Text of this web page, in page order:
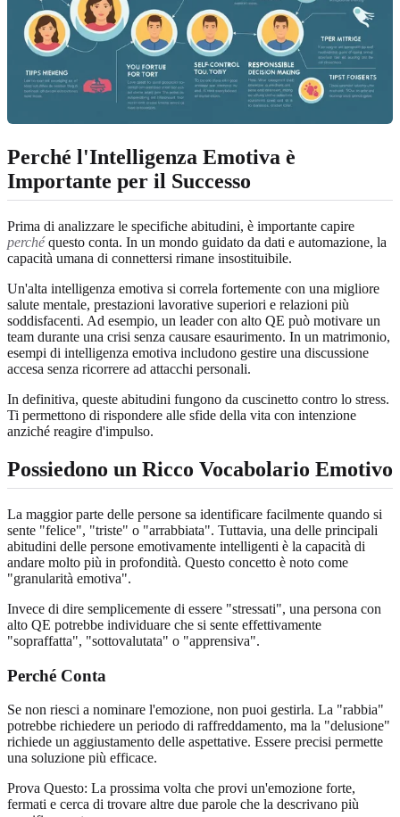
Perché l'Intelligenza Emotiva è
Importante per il Successo
Prima di analizzare le specifiche abitudini, è importante capire
perchéquesto conta. In un mondo guidato da dati e automazione, la
capacità umana di connettersi rimane insostituibile.
Un'alta intelligenza emotiva si correla fortemente con una migliore
salute mentale, prestazioni lavorative superiori e relazioni più
soddisfacenti. Ad esempio, un leader con alto QE può motivare un
team durante una crisi senza causare esaurimento. In un matrimonio,
esempi di intelligenza emotiva includono gestire una discussione
accesa senza ricorrere ad attacchi personali.
In definitiva, queste abitudini fungono da cuscinetto contro lo stress.
Ti permettono di rispondere alle sfide della vita con intenzione
anziché reagire d'impulso.
Possiedono un Ricco Vocabolario Emotivo
La maggior parte delle persone sa identificare facilmente quando si
sente "felice", "triste" o "arrabbiata". Tuttavia, una delle principali
abitudini delle persone emotivamente intelligenti è la capacità di
andare molto più in profondità. Questo concetto è noto come
"granularità emotiva".
Invece di dire semplicemente di essere "stressati", una persona con
alto QE potrebbe individuare che si sente effettivamente
"sopraffatta", "sottovalutata" o "apprensiva".
Perché Conta
Se non riesci a nominare l'emozione, non puoi gestirla. La "rabbia"
potrebbe richiedere un periodo di raffreddamento, ma la "delusione"
richiede un aggiustamento delle aspettative. Essere precisi permette
una soluzione più efficace.
Prova Questo: La prossima volta che provi un'emozione forte,
fermati e cerca di trovare altre due parole che la descrivano più